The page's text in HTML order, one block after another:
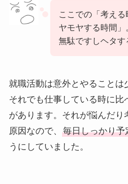
ここでの「考え
ヤモヤする時間」
無駄ですしヘタす
就職活動は意外とやることは
それでも仕事している時に比
があります。それが悩んだり
原因なので、 毎日しっかり
うにしていました。